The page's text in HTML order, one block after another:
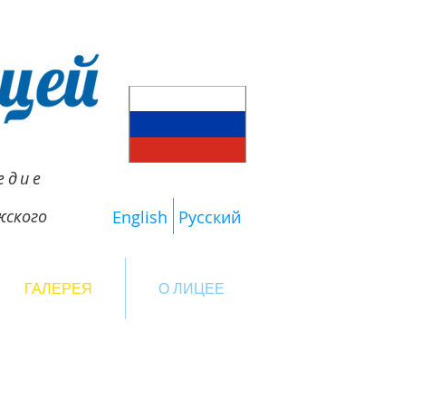
English Русский
ГАЛЕРЕЯ О ЛИЦЕЕ